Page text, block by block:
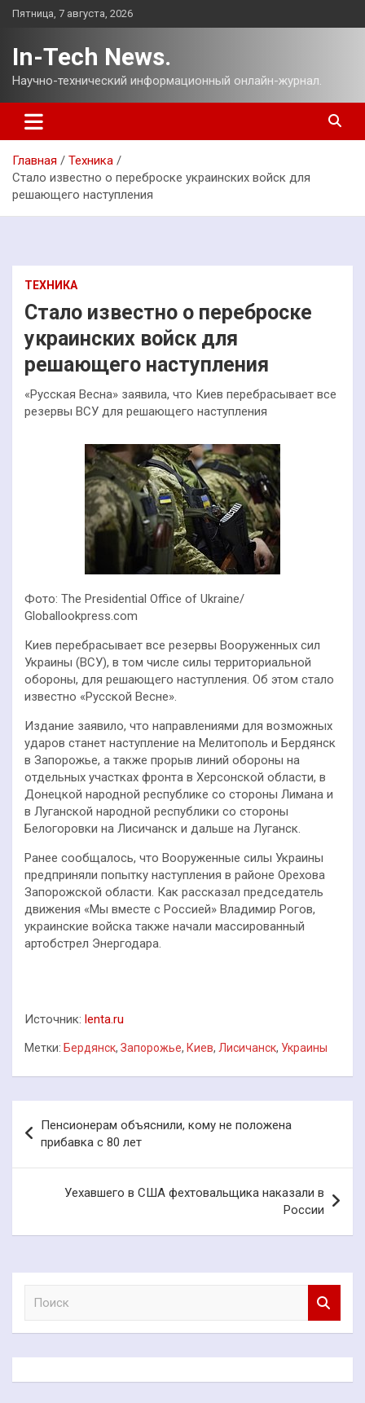
Перейти
Пятница, 7 августа, 2026
In-Tech News.
Научно-технический информационный онлайн-журнал.
Главная
Техника
Стало известно о переброске украинских войск для
решающего наступления
ТЕХНИКА
Стало известно о переброске
украинских войск для
решающего наступления
«Русская Весна» заявила, что Киев перебрасывает все
резервы ВСУ для решающего наступления
Фото: The Presidential Office of Ukraine/
Globallookpress.com
Киев перебрасывает все резервы Вооруженных сил
Украины (ВСУ), в том числе силы территориальной
обороны, для решающего наступления. Об этом стало
известно «Русской Весне».
Издание заявило, что направлениями для возможных
ударов станет наступление на Мелитополь и Бердянск
в Запорожье, а также прорыв линий обороны на
отдельных участках фронта в Херсонской области, в
Донецкой народной республике со стороны Лимана и
в Луганской народной республики со стороны
Белогоровки на Лисичанск и дальше на Луганск.
Ранее сообщалось, что Вооруженные силы Украины
предприняли попытку наступления в районе Орехова
Запорожской области. Как рассказал председатель
движения «Мы вместе с Россией» Владимир Рогов,
украинские войска также начали массированный
артобстрел Энергодара.
Источник: lenta.ru
Метки: Бердянск, Запорожье, Киев, Лисичанск, Украины
по
записям
Пенсионерам объяснили, кому не положена
прибавка с 80 лет
Уехавшего в США фехтовальщика наказали в
России
к